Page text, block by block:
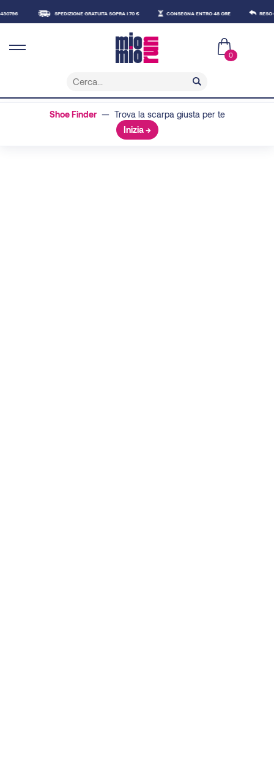
SPEDIZIONE GRATUITA SOPRA I 70 € CONSEGNA ENTRO 48 ORE RESO
0
Shoe Finder— Trova la scarpa giusta per te
Inizia →